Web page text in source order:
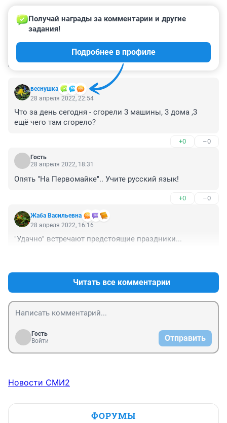
КОММЕНТАРИИ 6
веснушка
Получай награды за комментарии и другие
задания!
Подробнее в профиле
28 апреля 2022, 22:54
Что за день сегодня - сгорели 3 машины, 3 дома ,3
ещё чего там сгорело?
+0 –0
Гость
28 апреля 2022, 18:31
Опять "На Первомайке".. Учите русский язык!
+0 –0
Жаба Васильевна
28 апреля 2022, 16:16
"Удачно" встречают предстоящие праздники...
Читать все комментарии
Гость
Войти
Отправить
Новости СМИ2
ФОРУМЫ